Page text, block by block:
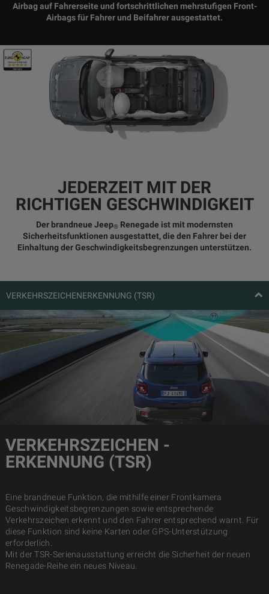
Airbag auf Fahrerseite und fortschrittlichen mehrstufigen Front-
Airbags für Fahrer und Beifahrer ausgestattet.
JEDERZEIT MIT DER
RICHTIGEN GESCHWINDIGKEIT
Der brandneue Jeep® Renegade ist mit modernsten
Sicherheitsfunktionen ausgestattet, die den Fahrer bei der
Einhaltung der Geschwindigkeitsbegrenzungen unterstützen.
VERKEHRSZEICHENERKENNUNG (TSR)
VERKEHRSZEICHEN -
ERKENNUNG (TSR)
Eine brandneue Funktion, die mithilfe einer Frontkamera
Geschwindigkeitsbegrenzungen sowie entsprechende
Verkehrszeichen erkennt und den Fahrer entsprechend warnt. Für
diese Funktion sind keine Karten oder GPS-Unterstützung
erforderlich.
Mit der TSR-Serienausstattung erreicht die Sicherheit der neuen
Renegade-Reihe ein neues Niveau.